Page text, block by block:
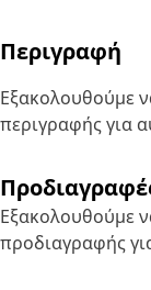
Περιγραφή
Εξακολουθούμε
περιγραφής για
Εξακολουθούμε
προδιαγραφής